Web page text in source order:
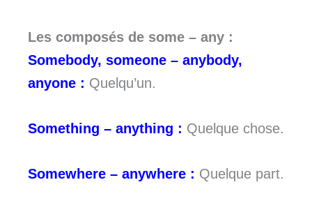
Les composés de some – any :
Somebody, someone – anybody,
anyone : Quelqu’un.
Something – anything : Quelque chose.
Somewhere – anywhere : Quelque part.